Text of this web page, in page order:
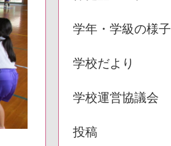
学年・学級の様子
学校だより
学校運営協議会
投稿